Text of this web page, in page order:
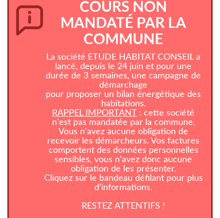
COURS NON
MANDATÉ PAR LA
COMMUNE
La société ETUDE HABITAT CONSEIL a
lancé, depuis le 24 juin et pour une
durée de 3 semaines, une campagne de
démarchage
pour proposer un bilan énergétique des
habitations.
RAPPEL IMPORTANT : cette société
n'est pas mandatée par la commune.
Vous n'avez aucune obligation de
recevoir les démarcheurs. Vos factures
comportent des données personnelles
sensibles, vous n'avez donc aucune
obligation de les présenter.
Cliquez sur le bandeau défilant pour plus
d'informations.
RESTEZ ATTENTIFS !